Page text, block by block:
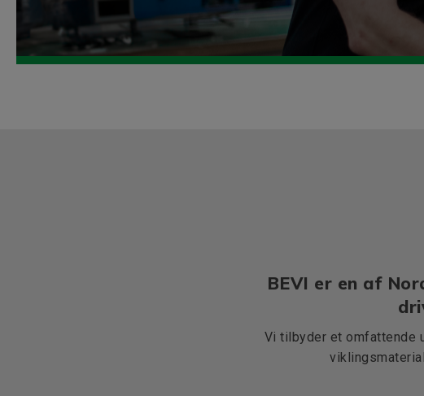
BEVI er en af
Vi tilbyder et omfattende